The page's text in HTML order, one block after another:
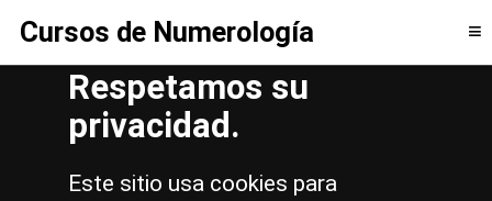
Cursos de Numerología ≡
Calculadoras Numerología
Respetamos su
privacidad.
Este sitio usa cookies para